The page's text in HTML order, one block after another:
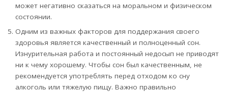
может негативно сказаться на моральном и физическом
состоянии.
Одним из важных факторов для поддержания своего
здоровья является качественный и полноценный сон.
Изнурительная работа и постоянный недосып не приводят
ни к чему хорошему. Чтобы сон был качественным, не
рекомендуется употреблять перед отходом ко сну
алкоголь или тяжелую пищу. Важно правильно